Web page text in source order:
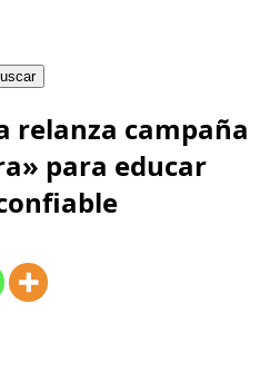
relanza campaña
para educar